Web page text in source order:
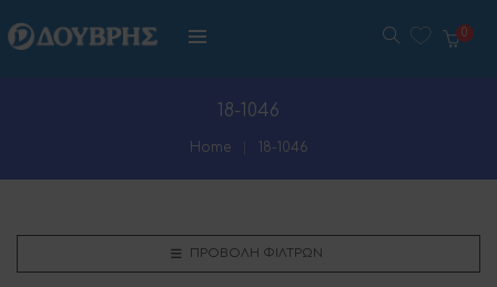
18-1046
Home 18-1046
ΠΡΟΒΟΛΉ ΦΊΛΤΡΩΝ